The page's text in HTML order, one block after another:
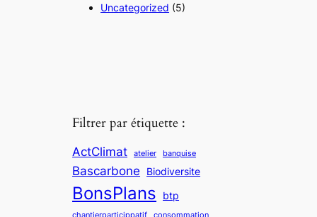
Uncategorized (5)
Filtrer par étiquette :
ActClimat atelier banquise
Bascarbone Biodiversite
BonsPlans btp